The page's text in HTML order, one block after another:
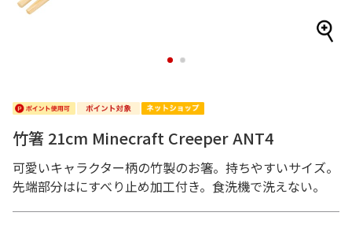
1 2
竹箸 21cm Minecraft Creeper ANT4
可愛いキャラクター柄の竹製のお箸。持ちやすいサイズ。
先端部分はにすべり止め加工付き。食洗機で洗えない。